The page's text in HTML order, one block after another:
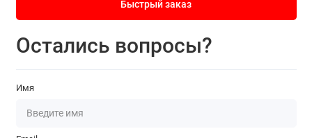
Быстрый заказ
Остались вопросы?
Имя